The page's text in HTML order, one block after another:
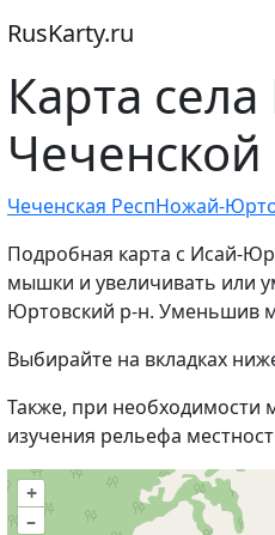
RusKarty.ru
Карта
Чеченская РеспНожай-
Подробная карта с Исай-
мышки и увеличивать или
Юртовский р-н. Уменьшив
Выбирайте на вкладках
Также, при необходимости
изучения рельефа
+
–